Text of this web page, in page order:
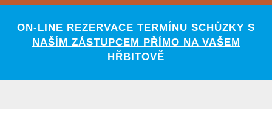
ON-LINE REZERVACE TERMÍNU SCHŮZKY S
NAŠÍM ZÁSTUPCEM PŘÍMO NA VAŠEM
HŘBITOVĚ